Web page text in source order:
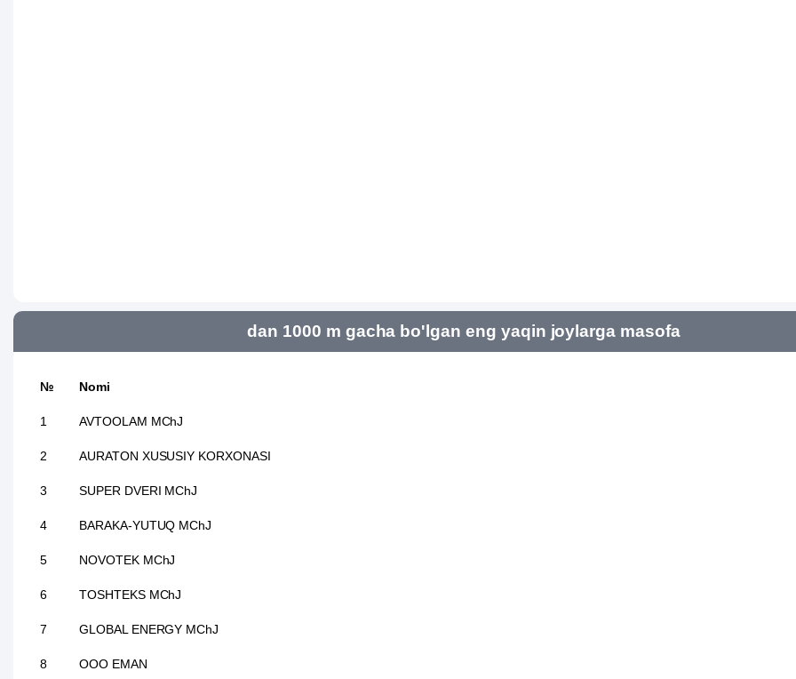
dan 1000 m gacha bo'lgan eng yaqin joylarga masofa
№ Nomi
1 AVTOOLAM MChJ
2 AURATON XUSUSIY KORXONASI
3 SUPER DVERI MChJ
4 BARAKA-YUTUQ MChJ
5 NOVOTEK MChJ
6 TOSHTEKS MChJ
7 GLOBAL ENERGY MChJ
8 OOO EMAN